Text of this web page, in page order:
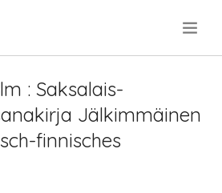
: Saksalais-
Jälkimmäinen
finnisches